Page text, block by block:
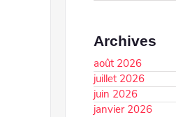
Archives
août 2026
juillet 2026
juin 2026
janvier 2026